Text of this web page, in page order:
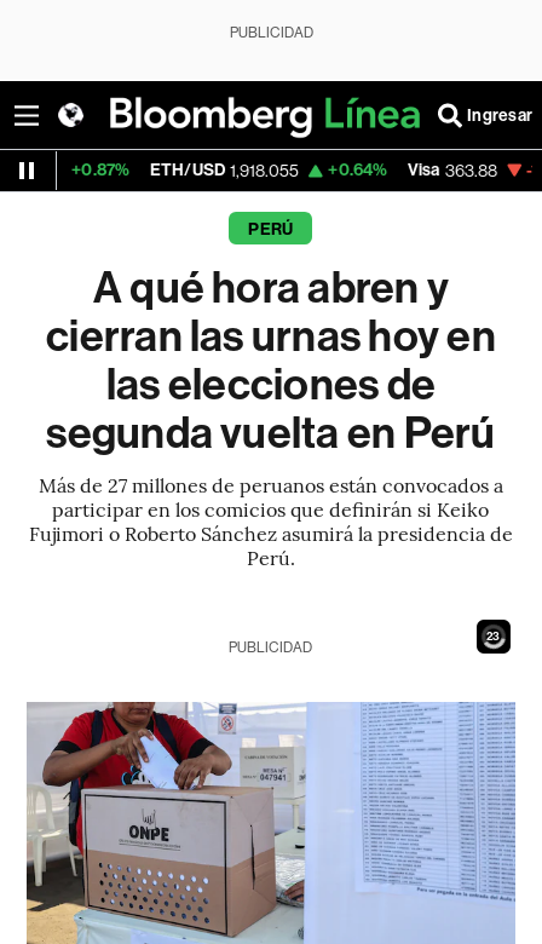
PUBLICIDAD
Ingresar
ETH/USD 1,918.055 +0.64% Visa 363.88 -1.78%
PERÚ
A qué hora abren y
cierran las urnas hoy en
las elecciones de
segunda vuelta en Perú
Más de 27 millones de peruanos están convocados a
participar en los comicios que definirán si Keiko
Fujimori o Roberto Sánchez asumirá la presidencia de
Perú.
22
PUBLICIDAD